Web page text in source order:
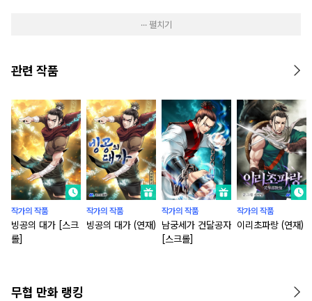
··· 펼치기
관련 작품
작가의 작품
빙공의 대가 [스크
롤]
작가의 작품
빙공의 대가 (연재)
작가의 작품
남궁세가 건달공자
[스크롤]
작가의 작품
이리초파랑 (연재)
무협 만화 랭킹